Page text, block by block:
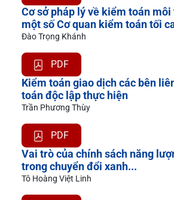
Cơ sở pháp lý về kiểm toán
một số Cơ quan kiểm toán tối
Đào Trọng Khánh
PDF
Kiểm toán giao dịch các bên
toán độc lập thực hiện
Trần Phương Thùy
PDF
Vai trò của chính sách năng
trong chuyển đổi xanh...
Tô Hoàng Việt Linh